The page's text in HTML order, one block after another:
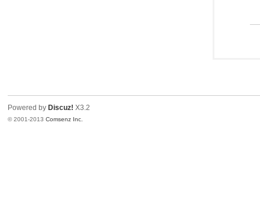
Powered by Discuz! X3.2
© 2001-2013Comsenz Inc.